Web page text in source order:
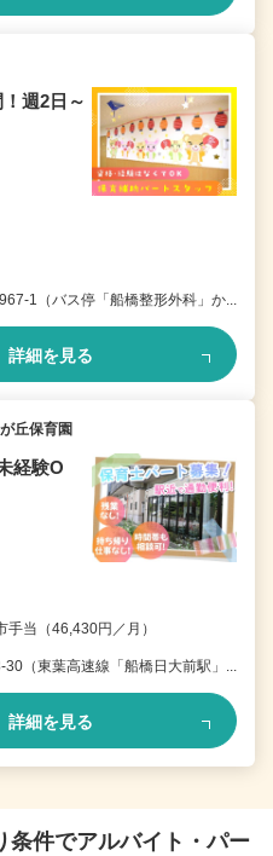
週2日～
1（バス停「船橋整形外科」か...
詳細を見る
丘保育園
経験O
当（46,430円／月）
（東葉高速線「船橋日大前駅」...
詳細を見る
条件でアルバイト・パー